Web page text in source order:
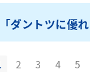
ダントツに優
2 3 4 5